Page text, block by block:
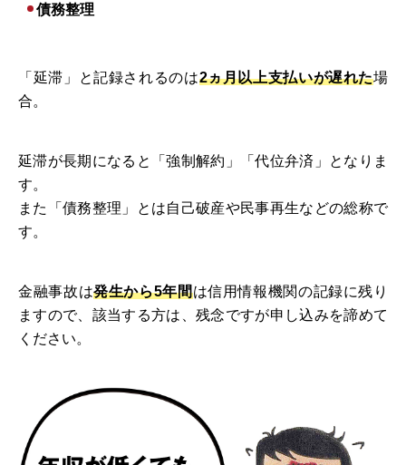
債務整理
「延滞」と記録されるのは2ヵ月以上支払いが遅れた場
合。
延滞が長期になると「強制解約」「代位弁済」となりま
す。
また「債務整理」とは自己破産や民事再生などの総称で
す。
金融事故は発生から5年間は信用情報機関の記録に残り
ますので、該当する方は、残念ですが申し込みを諦めて
ください。